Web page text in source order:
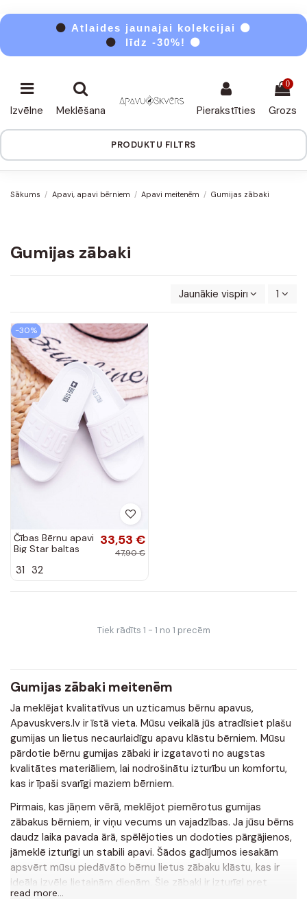
⚫ Atlaides jaunajai kolekcijai ⚫
⚫
līdz -30%! ⚫
Izvēlne Meklēšana Pierakstīties
0
Grozs
PRODUKTU FILTRS
Sākums Apavi, apavi bērniem Apavi meitenēm Gumijas zābaki
Gumijas zābaki
Jaunākie vispirms 1
-30%
Čības Bērnu apavi
Big Star baltas
33,53 €
47,90 €
31 32
Tiek rādīts 1 - 1 no 1 precēm
Gumijas zābaki meitenēm
Ja meklējat kvalitatīvus un uzticamus bērnu apavus,
Apavuskvers.lv ir īstā vieta. Mūsu veikalā jūs atradīsiet plašu
gumijas un lietus necaurlaidīgu apavu klāstu bērniem. Mūsu
pārdotie bērnu gumijas zābaki ir izgatavoti no augstas
kvalitātes materiāliem, lai nodrošinātu izturību un komfortu,
kas ir īpaši svarīgi maziem bērniem.
Pirmais, kas jāņem vērā, meklējot piemērotus gumijas
zābakus bērniem, ir viņu vecums un vajadzības. Ja jūsu bērns
daudz laika pavada ārā, spēlējoties un dodoties pārgājienos,
jāmeklē izturīgi un stabili apavi. Šādos gadījumos iesakām
apsvērt mūsu piedāvāto bērnu lietus zābaku klāstu, kas ir
ideāla izvēle lietainām dienām. Šie zābaki ir izturīgi pret
mitrumu un dubļiem, turklāt tiem ir izturīga zole un
read more...